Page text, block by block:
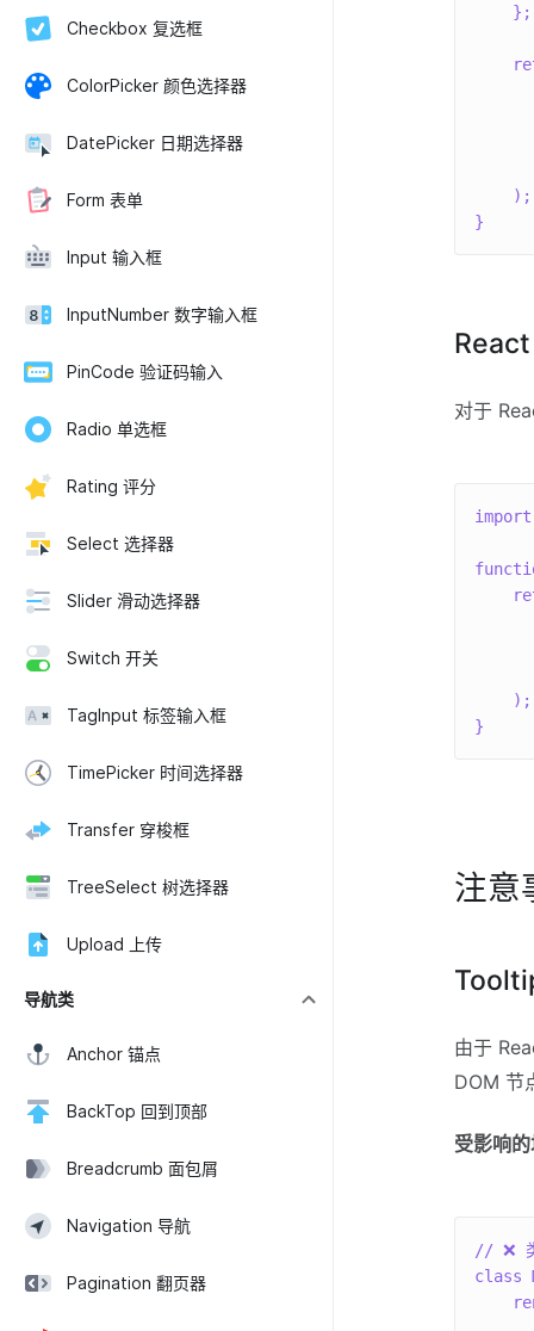
Checkbox 复选框
ColorPicker 颜色选择器
DatePicker 日期选择器
Form 表单
Input 输入框
InputNumber 数字输入框
PinCode 验证码输入
Radio 单选框
Rating 评分
Select 选择器
Slider 滑动选择器
Switch 开关
TagInput 标签输入框
TimePicker 时间选择器
Transfer 穿梭框
TreeSelect 树选择器
Upload 上传
导航类
Anchor 锚点
BackTop 回到顶部
Breadcrumb 面包屑
Navigation 导航
Pagination 翻页器
} ;
) ;
}
对于
import
) ;
}
注意
由于
DOM 节
受影响
// ❌
class